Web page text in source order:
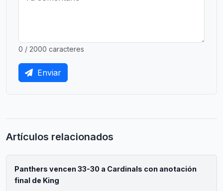
0 / 2000 caracteres
Enviar
Artículos relacionados
Panthers vencen 33-30 a Cardinals con anotación
final de King